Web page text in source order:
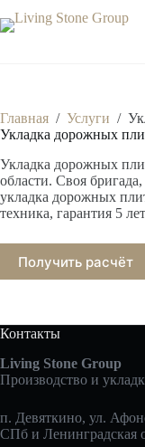
к
Главная / Услуги /
Укладка дорожных
Укладка дорожных
области. Своя
укладка дорожных
техника, гарантия 5
Получить расчёт
Контакты
Living Stone Group
Производство и
п. Девяткино, ул.
СПб и Ленинградская